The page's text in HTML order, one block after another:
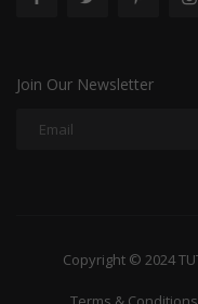
Join Our Newsletter
Copyright © 2024